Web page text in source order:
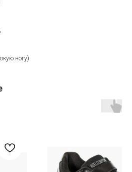
ногу)